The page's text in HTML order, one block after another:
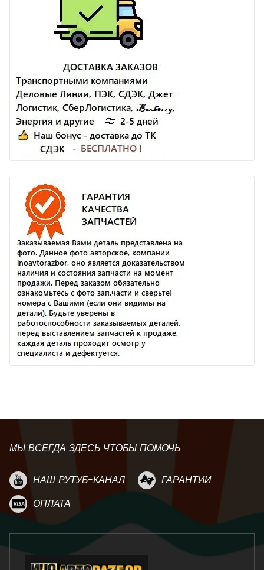
МЫ ВСЕГДА ЗДЕСЬ ЧТОБЫ ПОМОЧЬ
НАШ РУТУБ-КАНАЛ
ГАРАНТИИ
ОПЛАТА